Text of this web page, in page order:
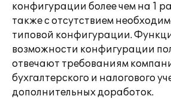
конфигурации более чем на 1
также с отсутствием
типовой конфигурации.
возможности конфигурации
отвечают требованиям
бухгалтерского и налогового
дополнительных доработок.